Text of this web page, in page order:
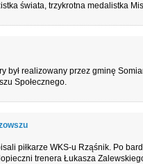
świata, trzykrotna medalistka
był realizowany przez gminę
Społecznego.
piłkarze WKS-u Rząśnik. Po
trenera Łukasza